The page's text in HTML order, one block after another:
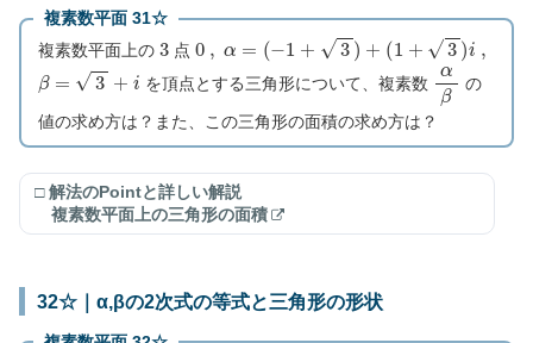
複素数平面 31☆
複素数平面上の 3点 0 −1 +3 + 1+3
β= i を頂点とする三角形について、複素数 αβ の
値の求め方は？また、この三角形の面積の求め方は？
□ 解法のPointと詳しい解説
複素数平面上の三角形の面積
32☆｜α,βの2次式の等式と三角形の形状